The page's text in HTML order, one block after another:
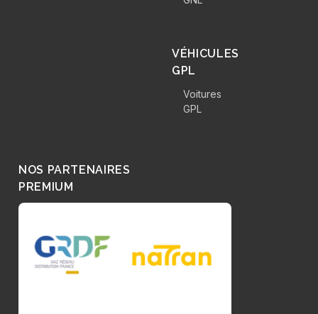
VÉHICULES
GPL
Voitures
GPL
NOS PARTENAIRES
PREMIUM